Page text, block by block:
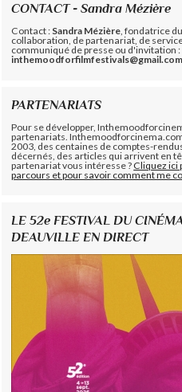
CONTACT - Sandra Mézière
Contact : Sandra Mézière , fondatrice
collaboration, de partenariat, de
communiqué de presse ou d'invitation :
inthemoodforfilmfestivals@gmail.com
PARTENARIATS
Pour se développer,
partenariats.
2003, des centaines de comptes-
décernés, des articles qui arrivent en
partenariat vous intéresse ?Cliquez ici
parcours et pour savoir comment me
LE 52e FESTIVAL DU
DEAUVILLE EN DIRECT